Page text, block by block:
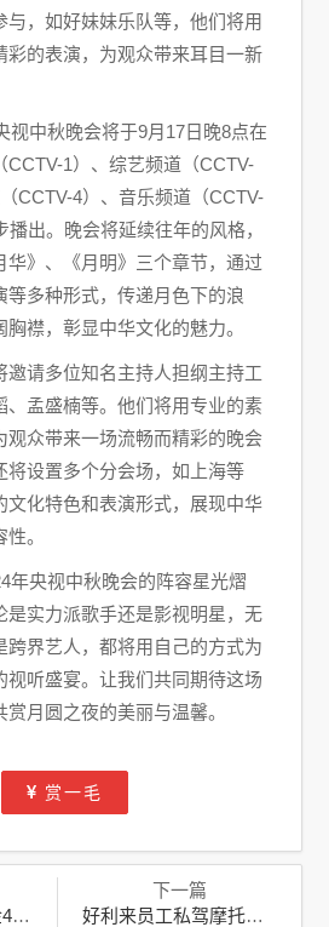
与，如好妹妹乐队等，他们将用
彩的表演，为观众带来耳目一新
视中秋晚会将于9月17日晚8点在
CCTV-1）、综艺频道（CCTV-
CCTV-4）、音乐频道（CCTV-
播出。晚会将延续往年的风格，
华》、《月明》三个章节，通过
等多种形式，传递月色下的浪
襟，彰显中华文化的魅力。
邀请多位知名主持人担纲主持工
、孟盛楠等。他们将用专业的素
观众带来一场流畅而精彩的晚会
将设置多个分会场，如上海等
文化特色和表演形式，展现中华
。
年央视中秋晚会的阵容星光熠
是实力派歌手还是影视明星，无
跨界艺人，都将用自己的方式为
视听盛宴。让我们共同期待这场
月圆之夜的美丽与温馨。
赏一毛
塌
下一篇
好利来员工私驾摩托或遭开除：安全与企业文化的边界考量